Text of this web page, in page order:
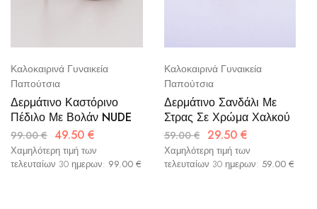
Καλοκαιρινά Γυναικεία
Παπούτσια
Δερμάτινο Καστόρινο
Πέδιλο Με Βολάν NUDE
99.00€ 49.50 €
Χαμηλότερη τιμή των
τελευταίων 30 ημερων: 99.00 €
Καλοκαιρινά Γυναικεία
Παπούτσια
Δερμάτινο Σανδάλι Με
Στρας Σε Χρώμα Χαλκού
59.00€ 29.50 €
Χαμηλότερη τιμή των
τελευταίων 30 ημερων: 59.00 €